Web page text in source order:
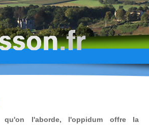
qu'on l'aborde, l'oppidum offre la